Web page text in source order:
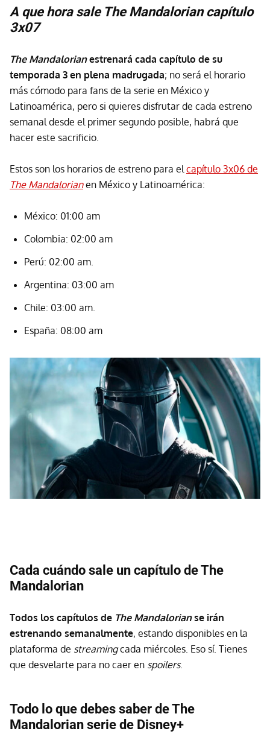
A que hora sale The Mandalorian capítulo
3x07
The Mandalorianestrenará cada capítulo de su
temporada 3 en plena madrugada; no será el horario
más cómodo para fans de la serie en México y
Latinoamérica, pero si quieres disfrutar de cada estreno
semanal desde el primer segundo posible, habrá que
hacer este sacrificio.
Estos son los horarios de estreno para el capítulo 3x06 de
The Mandalorianen México y Latinoamérica:
México: 01:00 am
Colombia: 02:00 am
Perú: 02:00 am.
Argentina: 03:00 am
Chile: 03:00 am.
España: 08:00 am
Cada cuándo sale un capítulo de The
Mandalorian
Todos los capítulos de The Mandalorianse irán
estrenando semanalmente, estando disponibles en la
plataforma de streamingcada miércoles. Eso sí. Tienes
que desvelarte para no caer en spoilers.
Todo lo que debes saber de The
Mandalorian serie de Disney+